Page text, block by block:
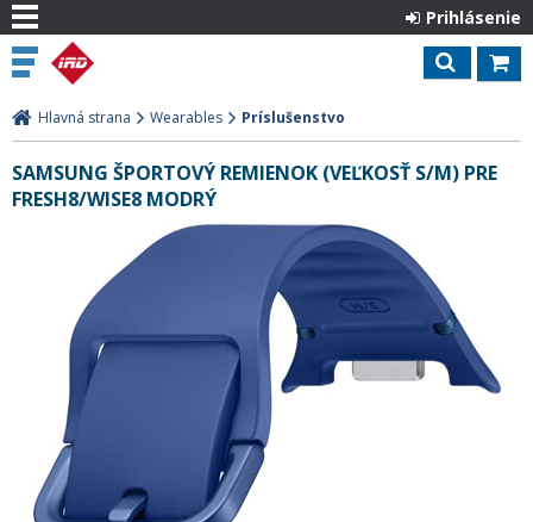
Prihlásenie
Hlavná strana Wearables Príslušenstvo
SAMSUNG ŠPORTOVÝ REMIENOK (VEĽKOSŤ S/M) PRE
FRESH8/WISE8 MODRÝ